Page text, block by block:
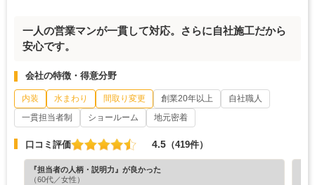
一人の営業マンが一貫して対応。さらに自社施工だから
安心です。
会社の特徴・得意分野
内装 水まわり 間取り変更 創業20年以上
自社職人
一貫担当者制
ショールーム 地元密着
口コミ評価 4.5 （419件）
『担当者の人柄・説明力』が良かった
（60代／女性）